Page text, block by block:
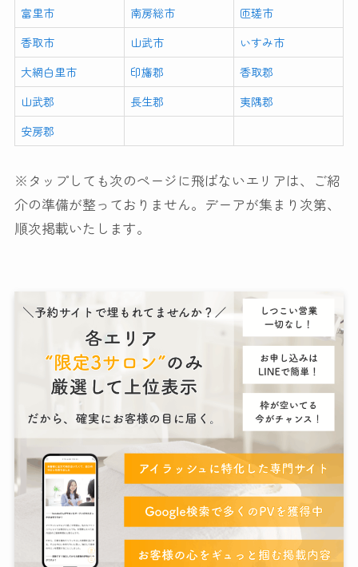
富里市
南房総市
匝瑳市
香取市
山武市
いすみ市
大網白里市
印旛郡
香取郡
山武郡
長生郡
夷隅郡
安房郡
※タップしても次のページに飛ばないエリアは、ご紹
介の準備が整っておりません。デーアが集まり次第、
順次掲載いたします。